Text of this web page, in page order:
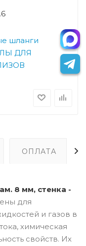
шланги
ДЛЯ
ОПЛАТА
8 мм, стенка -
для
и газов в
химическая
свойств. Их